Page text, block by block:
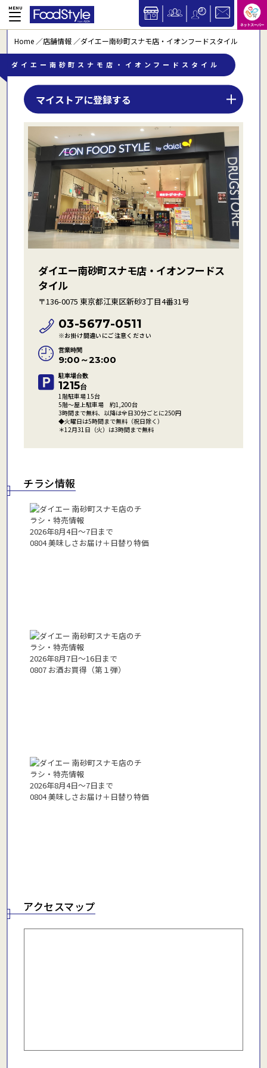
Home 店舗情報 ダイエー南砂町スナモ店・イオンフードスタイル
ダイエー南砂町スナモ店・イオンフードスタイル
チラシ情報
2026年8月4日〜7日まで
0804 美味しさお届け＋日替り特価
2026年8月7日〜16日まで
0807 お酒お買得（第１弾）
2026年8月4日〜7日まで
0804 美味しさお届け＋日替り特価
アクセスマップ
マイストアに登録する
ダイエー南砂町スナモ店・イオンフードス
タイル
〒136-0075 東京都江東区新砂3丁目4番31号
03-5677-0511
※お掛け間違いにご注意ください
営業時間
9:00～23:00
駐車場台数
1215台
1階駐車場 15台
5階～屋上駐車場 約1,200台
3時間まで無料、以降は全日30分ごとに250円
◆火曜日は5時間まで無料（祝日除く）
＊12月31日（火）は3時間まで無料